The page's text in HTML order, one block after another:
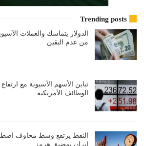
Trending posts
الدولار يتماسك والعملات
من عدم اليقين
تباين الأسهم الآسيوية مع
الوظائف الأمريكية
النفط يرتفع وسط مخاوف
إيران بمضيق هرمز